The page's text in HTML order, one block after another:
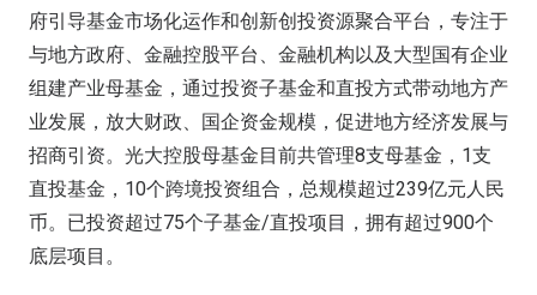
府引导基金市场化运作和创新创投资源聚合平台，专注于
与地方政府、金融控股平台、金融机构以及大型国有企业
组建产业母基金，通过投资子基金和直投方式带动地方产
业发展，放大财政、国企资金规模，促进地方经济发展与
招商引资。光大控股母基金目前共管理8支母基金，1支
直投基金，10个跨境投资组合，总规模超过239亿元人民
币。已投资超过75个子基金/直投项目，拥有超过900个
底层项目。